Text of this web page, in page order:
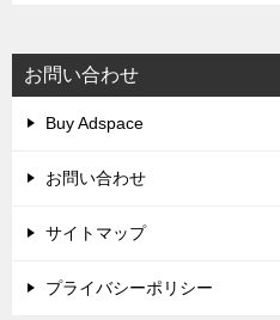
お問い合わせ
Buy Adspace
お問い合わせ
サイトマップ
プライバシーポリシー